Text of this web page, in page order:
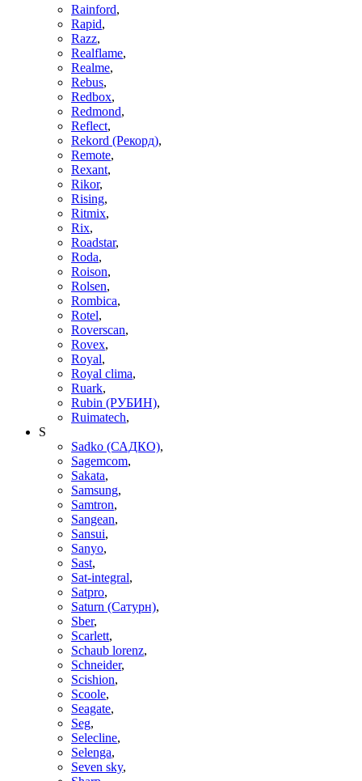
Rainford,
Rapid,
Razz,
Realflame,
Realme,
Rebus,
Redbox,
Redmond,
Reflect,
Rekord (Рекорд),
Remote,
Rexant,
Rikor,
Rising,
Ritmix,
Rix,
Roadstar,
Roda,
Roison,
Rolsen,
Rombica,
Rotel,
Roverscan,
Rovex,
Royal,
Royal clima,
Ruark,
Rubin (РУБИН),
Ruimatech,
S
Sadko (САДКО),
Sagemcom,
Sakata,
Samsung,
Samtron,
Sangean,
Sansui,
Sanyo,
Sast,
Sat-integral,
Satpro,
Saturn (Сатурн),
Sber,
Scarlett,
Schaub lorenz,
Schneider,
Scishion,
Scoole,
Seagate,
Seg,
Selecline,
Selenga,
Seven sky,